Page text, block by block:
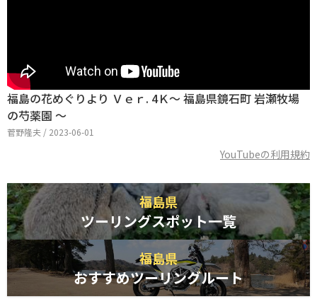
福島の花めぐりより Ｖｅｒ. 4Ｋ～ 福島県鏡石町 岩瀬牧場
の芍薬園 ～
菅野隆夫 / 2023-06-01
YouTubeの利用規約
福島県
ツーリングスポット一覧
福島県
おすすめツーリングルート